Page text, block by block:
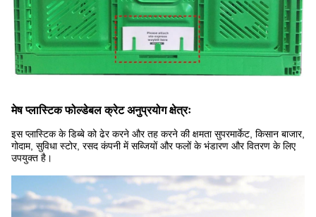
मेष प्लास्टिक फोल्डेबल क्रेट अनुप्रयोग क्षेत्रः
इस प्लास्टिक के डिब्बे को ढेर करने और तह करने की क्षमता सुपरमार्केट, किसान बाजार,
गोदाम, सुविधा स्टोर, रसद कंपनी में सब्जियों और फलों के भंडारण और वितरण के लिए
उपयुक्त है।